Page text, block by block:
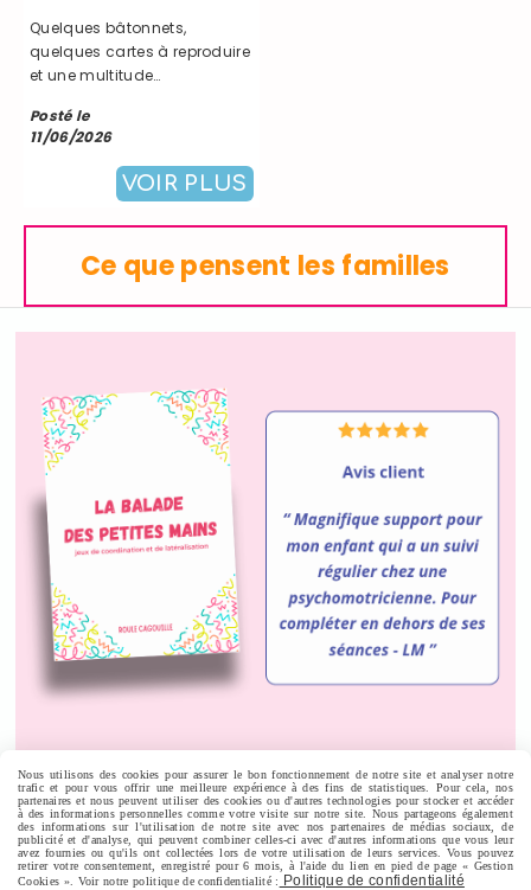
Quelques bâtonnets,
quelques cartes à reproduire
et une multitude
activité simple à mettre en
place pour travailler
l'observation, la
concentration et la motricité
Posté le
11/06/2026
VOIR PLUS
Ce que pensent les familles
Facebook est désactivé. Autoriser
Nous utilisons des cookies pour assurer le bon fonctionnement de notre site et analyser notre
trafic et pour vous offrir une meilleure expérience à des fins de statistiques. Pour cela, nos
partenaires et nous peuvent utiliser des cookies ou d'autres technologies pour stocker et accéder
à des informations personnelles comme votre visite sur notre site. Nous partageons également
des informations sur l'utilisation de notre site avec nos partenaires de médias sociaux, de
publicité et d'analyse, qui peuvent combiner celles-ci avec d'autres informations que vous leur
avez fournies ou qu'ils ont collectées lors de votre utilisation de leurs services. Vous pouvez
retirer votre consentement, enregistré pour 6 mois, à l'aide du lien en pied de page « Gestion
Cookies ». Voir notre politique de confidentialité :
Politique de confidentialité